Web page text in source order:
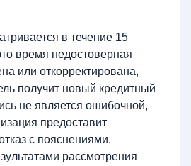
в течение 15
время недостоверная
или откорректирована,
получит новый кредитный
не является ошибочной,
предоставит
с пояснениями.
рассмотрения